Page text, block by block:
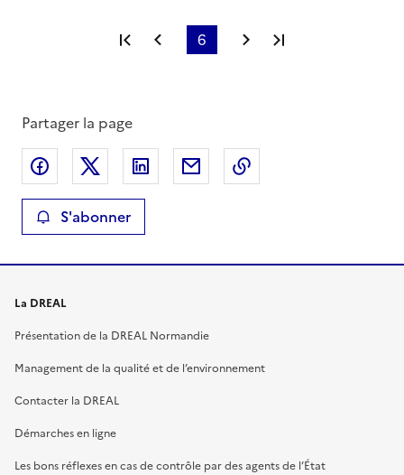
Première page
Page précédente
6 Page suivante
Partager la page
Partager sur Facebook
Partager sur XPartager sur LinkedIn
Partager par email
S'abonner
La DREAL
Présentation de la DREAL Normandie
Management de la qualité et de l’environnement
Contacter la DREAL
Démarches en ligne
Les bons réflexes en cas de contrôle par des agents de l’État